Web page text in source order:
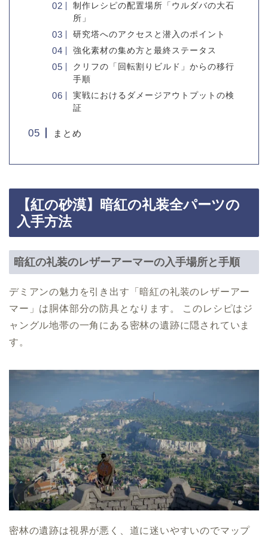
制作レシピの配置場所「ウルダバの大石
所」
研究塔へのアクセスと潜入のポイント
強化素材の集め方と最終ステータス
クリフの「回転割りビルド」からの移行
手順
実戦におけるダメージアウトプットの検
証
まとめ
【紅の砂漠】暗紅の礼装全パーツの
入手方法
暗紅の礼装のレザーアーマーの入手場所と手順
デミアンの魅力を引き出す「暗紅の礼装のレザーアー
マー」は胴体部分の防具となります。 このレシピはジ
ャングル地帯の一角にある密林の遺跡に隠されていま
す。
密林の遺跡は視界が悪く、道に迷いやすいのでマップ